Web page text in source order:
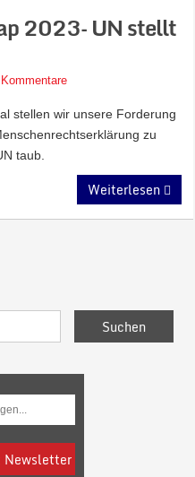
2023– UN stellt
stellen wir unsere Forderung
zu
taub.
Weiterlesen